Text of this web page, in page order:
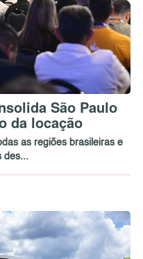
São Paulo
da locação
as regiões brasileiras e
des...